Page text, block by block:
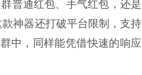
普通红包、手气红包，还是
神器还打破平台限制，支持
中，同样能凭借快速的响应